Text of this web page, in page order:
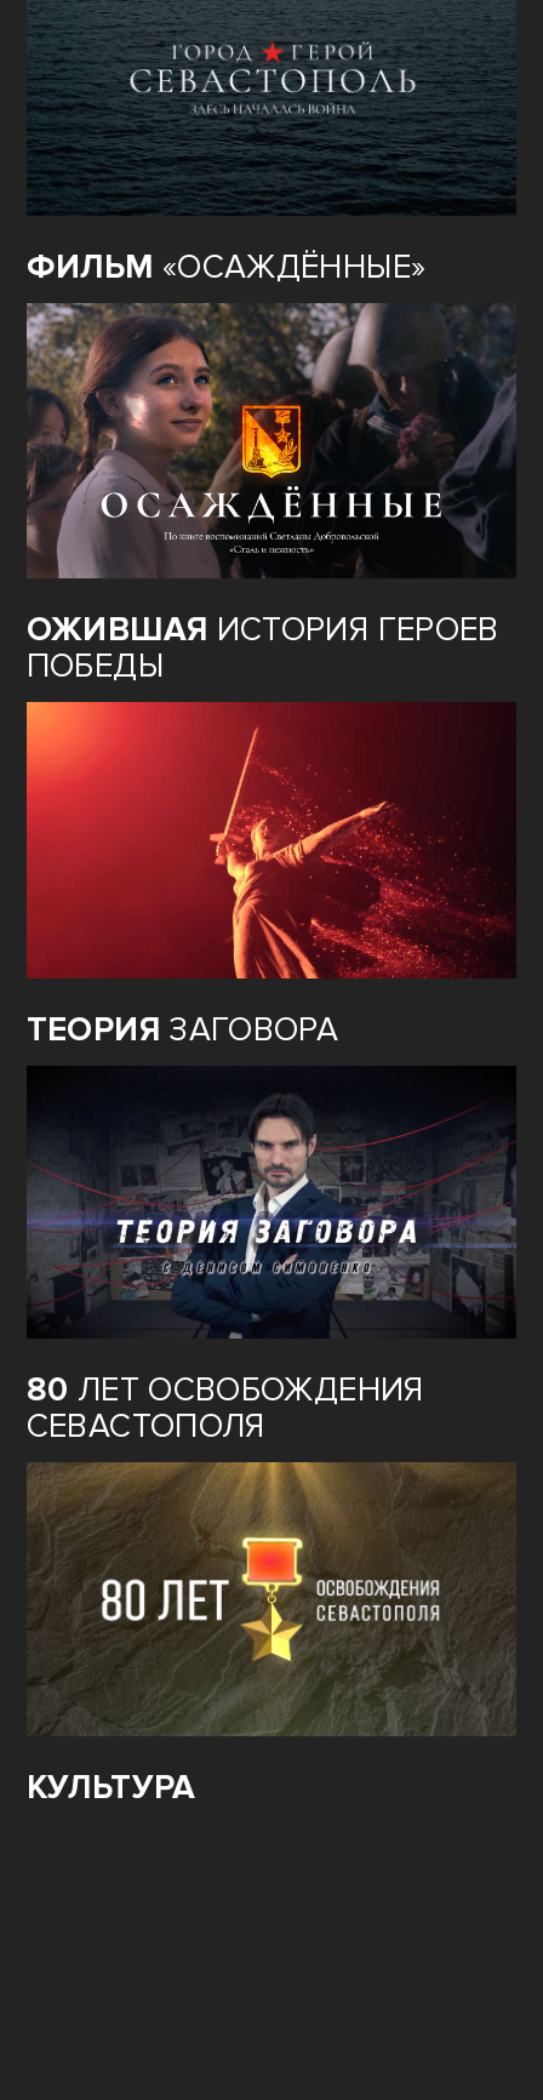
ФИЛЬМ «ОСАЖДЁННЫЕ»
ОЖИВШАЯ ИСТОРИЯ ГЕРОЕВ
ПОБЕДЫ
ТЕОРИЯ ЗАГОВОРА
80 ЛЕТ ОСВОБОЖДЕНИЯ
СЕВАСТОПОЛЯ
КУЛЬТУРА